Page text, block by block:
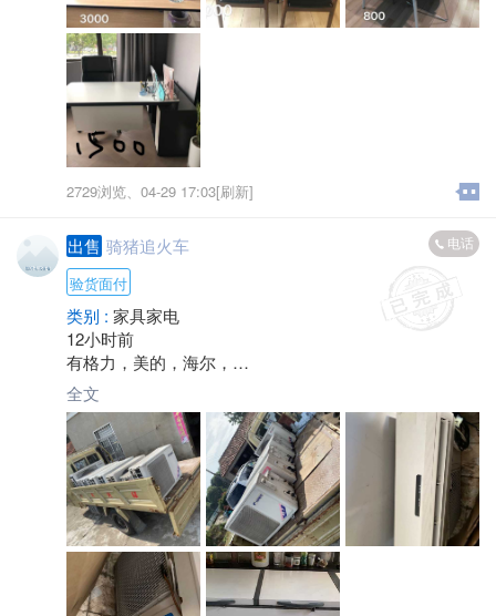
2729浏览、 04-29 17:03[刷新]
出售 骑猪追火车 电话
验货面付
类别 : 家具家电
12小时前
有格力，美的，海尔，
1.5匹
2匹，
3匹空调出售出租！欢迎来电咨询！wx号*****9955
全文